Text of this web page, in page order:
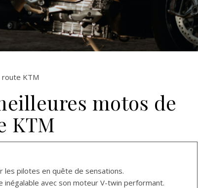
route KTM
motos de
KTM
les pilotes en quête de sensations.
inégalable avec son moteur V-twin performant.